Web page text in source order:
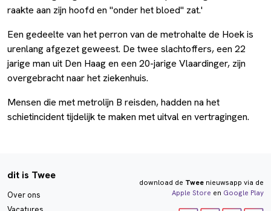
raakte aan zijn hoofd en "onder het bloed" zat.'
Een gedeelte van het perron van de metrohalte de Hoek is
urenlang afgezet geweest. De twee slachtoffers, een 22
jarige man uit Den Haag en een 20-jarige Vlaardinger, zijn
overgebracht naar het ziekenhuis.
Mensen die met metrolijn B reisden, hadden na het
schietincident tijdelijk te maken met uitval en vertragingen.
dit is Twee
Over ons
download de Tweenieuwsapp via de
Apple Store en Google Play